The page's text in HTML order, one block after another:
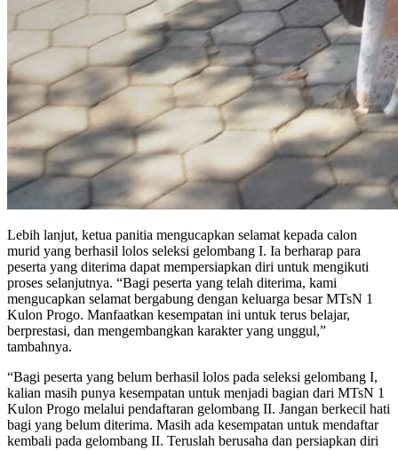
Lebih lanjut, ketua panitia mengucapkan selamat kepada calon
murid yang berhasil lolos seleksi gelombang I. Ia berharap para
peserta yang diterima dapat mempersiapkan diri untuk mengikuti
proses selanjutnya. “Bagi peserta yang telah diterima, kami
mengucapkan selamat bergabung dengan keluarga besar MTsN 1
Kulon Progo. Manfaatkan kesempatan ini untuk terus belajar,
berprestasi, dan mengembangkan karakter yang unggul,”
tambahnya.
“Bagi peserta yang belum berhasil lolos pada seleksi gelombang I,
kalian masih punya kesempatan untuk menjadi bagian dari MTsN 1
Kulon Progo melalui pendaftaran gelombang II. Jangan berkecil hati
bagi yang belum diterima. Masih ada kesempatan untuk mendaftar
kembali pada gelombang II. Teruslah berusaha dan persiapkan diri